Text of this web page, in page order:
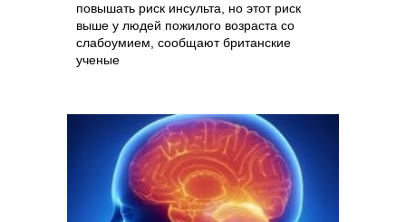
повышать риск инсульта, но этот риск
выше у людей пожилого возраста со
слабоумием, сообщают британские
ученые